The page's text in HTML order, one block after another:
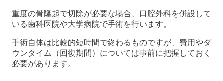
重度の骨隆起で切除が必要な場合、口腔外科を併設して
いる歯科医院や大学病院で手術を行います。
手術自体は比較的短時間で終わるものですが、費用やダ
ウンタイム（回復期間）については事前に把握しておく
必要があります。